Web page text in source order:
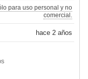
para uso personal y no
comercial.
hace 2 años